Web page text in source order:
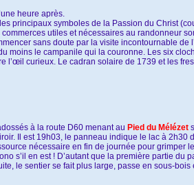
heure après.
principaux symboles de la Passion du Christ
utiles et nécessaires au randonneur
sans doute par la visite incontournable de
moins le campanile qui la couronne. Les six
l’œil curieux. Le cadran solaire de 1739 et les
à la route D60 menant au Pied du Mélézet
Il est 19h03, le panneau indique le lac à 2h30
nécessaire en fin de journée pour grimper
s’il en est ! D’autant que la première partie du
le sentier se fait plus large, passe en sous-bois